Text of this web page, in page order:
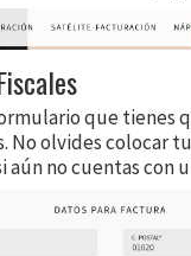
que tienes
No olvides colocar
aún no cuentas con